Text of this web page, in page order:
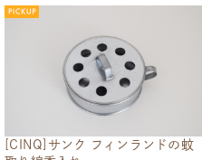
[CINQ]サンク フィンランドの蚊